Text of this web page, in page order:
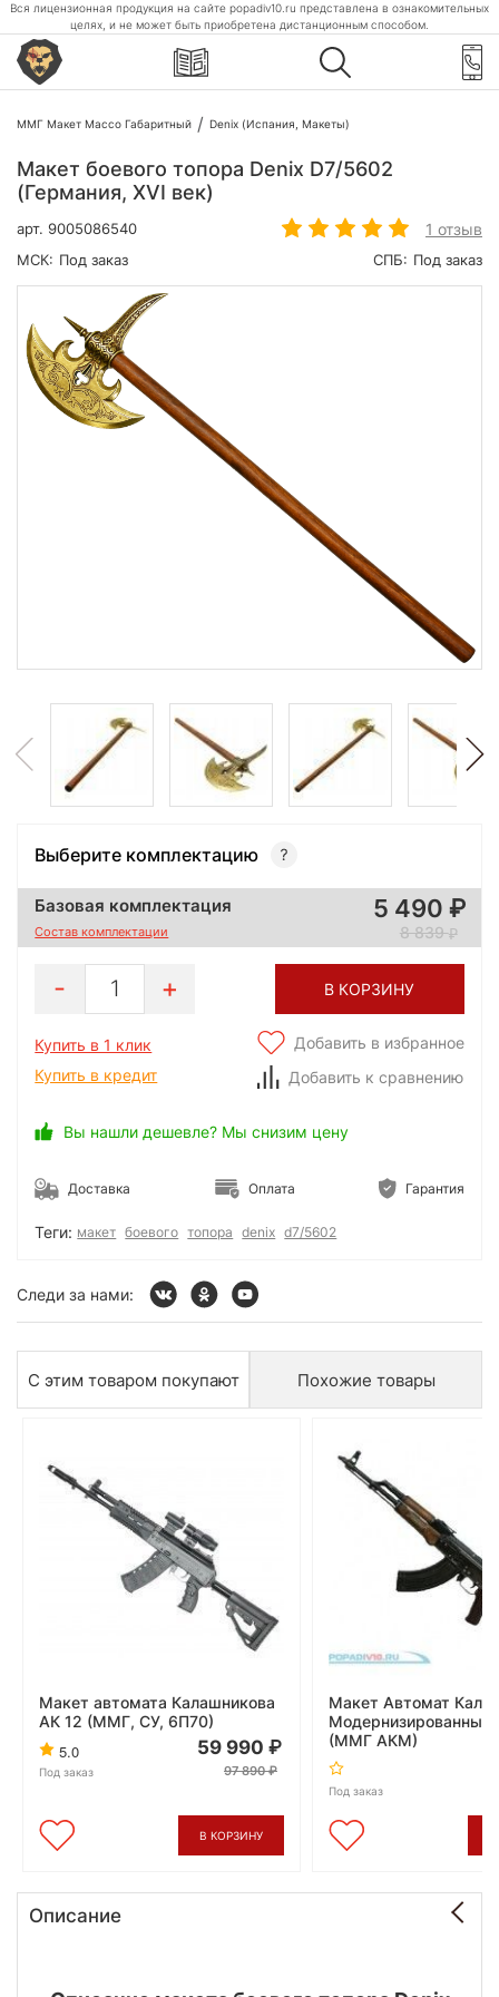
Вся лицензионная продукция на сайте popadiv10.ru представлена в ознакомительных
целях, и не может быть приобретена дистанционным способом.
ММГ Макет Массо Габаритный Denix (Испания, Макеты)
Макет боевого топора Denix D7/5602
(Германия, XVI век)
арт. 9005086540 1 отзыв
МСК: Под заказ СПБ: Под заказ
Выберите комплектацию
Базовая комплектация
Состав комплектации
5 490
8 839
1 В КОРЗИНУ
Купить в 1 клик
Купить в кредит
Добавить в избранное
Добавить к сравнению
Вы нашли дешевле? Мы снизим цену
Доставка Оплата Гарантия
Теги: макет боевого топора denix d7/5602
Следи за нами:
С этим товаром покупают Похожие товары
Макет автомата Калашникова
АК 12 (ММГ, СУ, 6П70)
5.0
Под заказ
59 990
97 890
В КОРЗИНУ
Макет Автомат
Модернизированный
(ММГ АКМ)
Под заказ
Описание